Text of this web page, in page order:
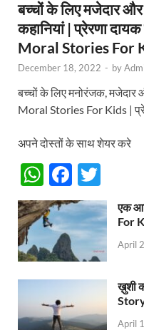
बच्चों के लिए मजेदार
कहानियां | प्रेरणा
Moral Stories For
December 18, 2022 - by
बच्चों के लिए मनोरंजक,
Moral Stories For Kids |
अपने दोस्तों के साथ शेयर करे
W
h
at
s
A
p
p
F
ac
e
b
o
o
k
w
itt
er
एक
For
April
ख़ुशी
April